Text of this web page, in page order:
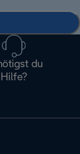
du
Hilfe?